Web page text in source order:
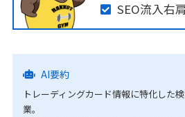
SEO流入右
AI要約
トレーディングカード情報に特化した
業。